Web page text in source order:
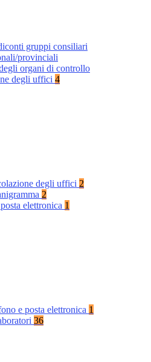
gruppi consiliari
provinciali
organi di controllo
degli uffici 4
degli uffici 2
2
elettronica 1
e posta elettronica 1
36